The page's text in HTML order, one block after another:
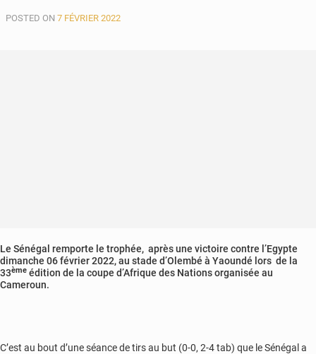
POSTED ON 7 FÉVRIER 2022
Le Sénégal remporte le trophée, après une victoire contre l’Egypte
dimanche 06 février 2022, au stade d’Olembé à Yaoundé lors de la
33ème édition de la coupe d’Afrique des Nations organisée au
Cameroun.
C’est au bout d’une séance de tirs au but (0-0, 2-4 tab) que le Sénégal a